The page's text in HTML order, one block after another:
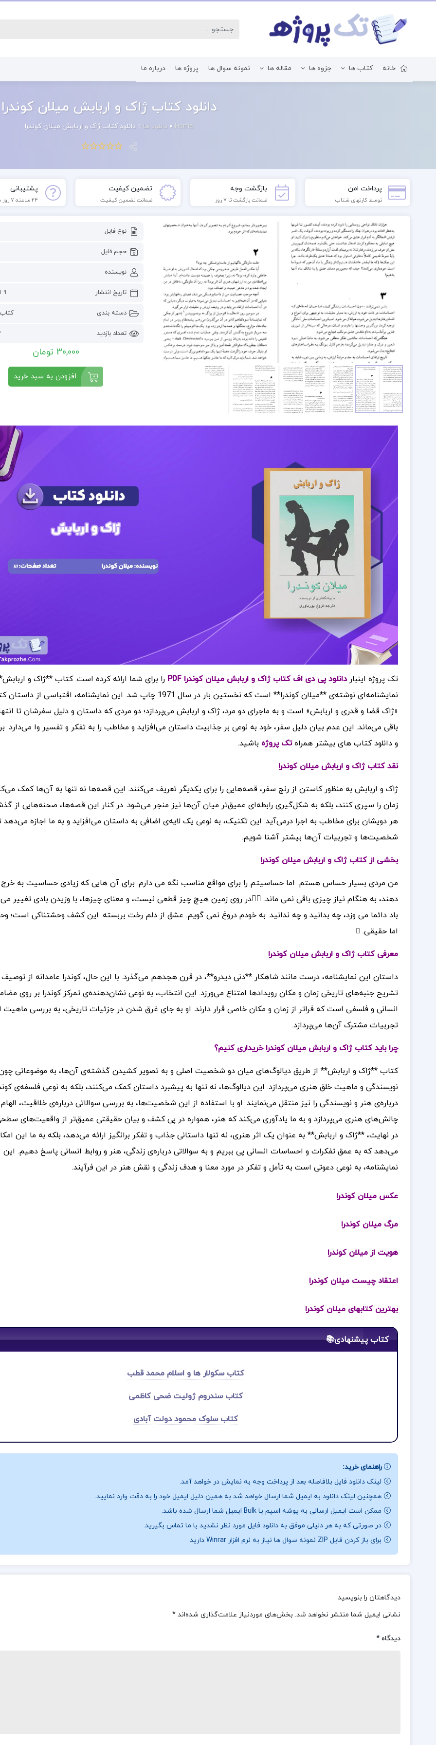
خانه کتاب ها
کتاب رشته اقتصاد کتاب رشته
جزوه ها مقاله ها نمونه سوال ها پروژه ها درباره ما
دانلود کتاب ژاک و اربابش میلان کوندرا
Home
» دانلود ها » دانلود کتاب ژاک و اربابش میلان کوندرا
پرداخت امن
توسط کارتهای شتاب
بازگشت وجه
ضمانت بازگشت تا 7 روز
تضمین کیفیت
ضمانت تضمین کیفیت
پشتیبانی
24 ساعته 7 روز هفته
نوع فایل
حجم فایل
نویسنده
تاریخ انتشار 9 اکتبر 2024
دسته بندی
تعداد بازدید
30,000 تومان
افزودن به سبد خرید
تک پروژه اینبار دانلود پی دی اف کتاب ژاک و اربابش میلان کوندرا PDF را برای شما ارائه کرده است.کتاب **ژاک و
نمایشنامه‌ای نوشته‌ی **میلان کوندرا** است که نخستین بار در سال 1971 چاپ شد. این نمایشنامه، اقتباسی از
«ژاک قضا و قدری و اربابش» است و به ماجرای دو مرد، ژاک و اربابش می‌پردازد؛ دو مردی که داستان و دلیل سفرشان تا
باقی می‌ماند. این عدم بیان دلیل سفر، خود به نوعی بر جذابیت داستان می‌افزاید و مخاطب را به تفکر و تفسیر وا می‌دارد.
و دانلود کتاب های بیشتر همراهتک پروژه باشید.
نقد کتاب ژاک و اربابش میلان کوندرا
ژاک و اربابش به منظور کاستن از رنج سفر، قصه‌هایی را برای یکدیگر تعریف می‌کنند. این قصه‌ها نه تنها به آن‌ها کمک
زمان را سپری کنند، بلکه به شکل‌گیری رابطه‌ای عمیق‌تر میان آن‌ها نیز منجر می‌شود. در کنار این قصه‌ها، صحنه‌هایی از
هر دویشان برای مخاطب به اجرا درمی‌آید. این تکنیک، به نوعی یک لایه‌ی اضافی به داستان می‌افزاید و به ما اجازه می‌دهد
شخصیت‌ها و تجربیات آن‌ها بیشتر آشنا شویم.
بخشی از کتاب ژاک و اربابش میلان کوندرا
من مردی بسیار حساس هستم. اما حساسیتم را برای مواقع مناسب نگه می دارم. برای آن هایی که زیادی حساسیت به
دهند، به هنگام نیاز چیزی باقی نمی ماند.
در روی زمین هیچ چیز قطعی نیست، و معنای چیزها، با وزیدن بادی تغییر
باد دائما می وزد، چه بدانید و چه ندانید. به خودم دروغ نمی گویم. عشق از دلم رخت بربسته. این کشف وحشتناکی است؛
اما حقیقی.
معرفی کتاب ژاک و اربابش میلان کوندرا
داستان این نمایشنامه، درست مانند شاهکار **دنی دیدرو**، در قرن هجدهم می‌گذرد. با این حال، کوندرا عامدانه از
تشریح جنبه‌های تاریخی زمان و مکان رویدادها امتناع می‌ورزد. این انتخاب، به نوعی نشان‌دهنده‌ی تمرکز کوندرا بر روی
انسانی و فلسفی است که فراتر از زمان و مکان خاصی قرار دارند. او به جای غرق شدن در جزئیات تاریخی، به بررسی ماهیت
تجربیات مشترک آن‌ها می‌پردازد.
چرا باید کتاب ژاک و اربابش میلان کوندرا خریداری کنیم؟
کتاب **ژاک و اربابش** از طریق دیالوگ‌های میان دو شخصیت اصلی و به تصویر کشیدن گذشته‌ی آن‌ها، به موضوعاتی
نویسندگی و ماهیت خلق هنری می‌پردازد. این دیالوگ‌ها، نه تنها به پیشبرد داستان کمک می‌کنند، بلکه به نوعی فلسفه‌ی
درباره‌ی هنر و نویسندگی را نیز منتقل می‌نمایند. او با استفاده از این شخصیت‌ها، به بررسی سوالاتی درباره‌ی خلاقیت،
چالش‌های هنری می‌پردازد و به ما یادآوری می‌کند که هنر، همواره در پی کشف و بیان حقیقتی عمیق‌تر از واقعیت‌های
در نهایت، **ژاک و اربابش** به عنوان یک اثر هنری، نه تنها داستانی جذاب و تفکر برانگیز ارائه می‌دهد، بلکه به ما این
می‌دهد که به عمق تفکرات و احساسات انسانی پی ببریم و به سوالاتی درباره‌ی زندگی، هنر و روابط انسانی پاسخ دهیم. این
نمایشنامه، به نوعی دعوتی است به تأمل و تفکر در مورد معنا و هدف زندگی و نقش هنر در این فرآیند.
عکس میلان کوندرا
مرگ میلان کوندرا
هویت از میلان کوندرا
اعتقاد چیست میلان کوندرا
بهترین کتابهای میلان کوندرا
کتاب پیشنهادی📚
کتاب سکولار ها و اسلام محمد قطب
کتاب سندروم ژولیت ضحی کاظمی
کتاب سلوک محمود دولت آبادی
راهنمای خرید:
لینک دانلود فایل بلافاصله بعد از پرداخت وجه به نمایش در خواهد آمد.
همچنین لینک دانلود به ایمیل شما ارسال خواهد شد به همین دلیل ایمیل خود را به دقت وارد نمایید.
ممکن است ایمیل ارسالی به پوشه اسپم یا Bulk ایمیل شما ارسال شده باشد.
در صورتی که به هر دلیلی موفق به دانلود فایل مورد نظر نشدید با ما تماس بگیرید.
برای باز کردن فایل ZIP نمونه سوال ها نیاز به نرم افزار Winrar دارید.
دیدگاهتان را بنویسید
نشانی ایمیل شما منتشر نخواهد شد. بخش‌های موردنیاز علامت‌گذاری شده‌اند*
دیدگاه*